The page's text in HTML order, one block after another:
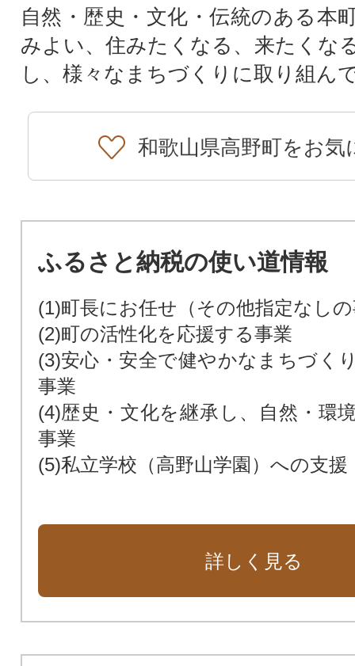
自然・歴史・文化・伝統のある本
みよい、住みたくなる、来たくな
し、様々なまちづくりに取り組ん
和歌山県高野町をお気
ふるさと納税の使い道情報
(1)町長にお任せ（その他指定なし
(2)町の活性化を応援する事業
(3)安心・安全で健やかなまちづく
事業
(4)歴史・文化を継承し、自然・環
事業
(5)私立学校（高野山学園）への支援
詳しく見る